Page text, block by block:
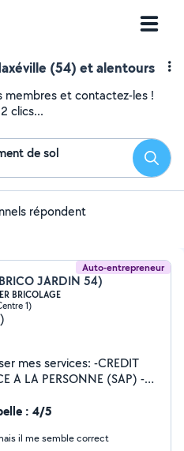
(54) et alentours
membres et contactez-les !
clics...
de sol
répondent
Auto-entrepreneur
JARDIN 54)
BRICOLAGE
1)
mes services: -CREDIT
A LA PERSONNE (SAP) -
-Ramassage des
-Taille de haies,
terrasses -Nettoyage de
: 4/5
il me semble correct